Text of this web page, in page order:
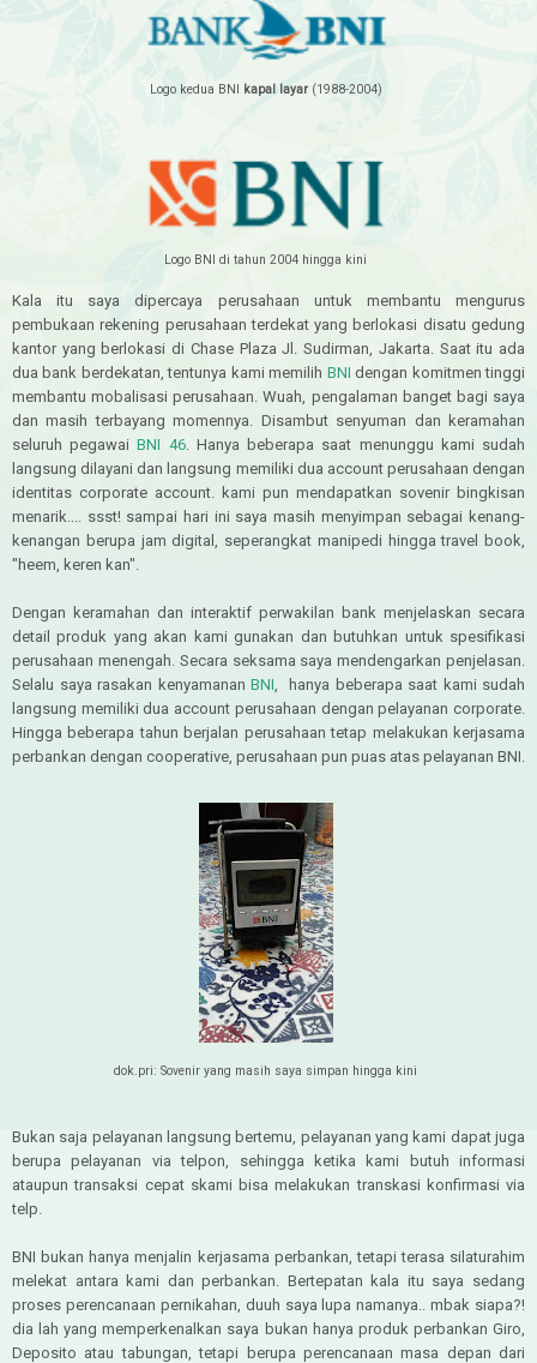
Logo kedua BNI kapal layar(1988-2004)
Logo BNI di tahun 2004 hingga kini
Kala itu saya dipercaya perusahaan untuk membantu mengurus
pembukaan rekening perusahaan terdekat yang berlokasi disatu gedung
kantor yang berlokasi di Chase Plaza Jl. Sudirman, Jakarta. Saat itu ada
dua bank berdekatan, tentunya kami memilih BNI dengan komitmen tinggi
membantu mobalisasi perusahaan. Wuah, pengalaman banget bagi saya
dan masih terbayang momennya. Disambut senyuman dan keramahan
seluruh pegawaiBNI 46. Hanya beberapa saat menunggu kami sudah
langsung dilayani dan langsung memiliki dua account perusahaan dengan
identitas corporate account. kami pun mendapatkan sovenir bingkisan
menarik.... ssst! sampai hari ini saya masih menyimpan sebagai kenang-
kenangan berupa jam digital, seperangkat manipedi hingga travel book,
"heem, keren kan".
Dengan keramahan dan interaktif perwakilan bank menjelaskan secara
detail produk yang akan kami gunakan dan butuhkan untuk spesifikasi
perusahaan menengah. Secara seksama saya mendengarkan penjelasan.
Selalu saya rasakan kenyamanan BNI, hanya beberapa saat kami sudah
langsung memiliki dua account perusahaan dengan pelayanan corporate.
Hingga beberapa tahun berjalan perusahaan tetap melakukan kerjasama
perbankan dengan cooperative, perusahaan pun puas atas pelayanan BNI.
dok.pri: Sovenir yang masih saya simpan hingga kini
Bukan saja pelayanan langsung bertemu, pelayanan yang kami dapat juga
berupa pelayanan via telpon, sehingga ketika kami butuh informasi
ataupun transaksi cepat skami bisa melakukan transkasi konfirmasi via
telp.
BNI bukan hanya menjalin kerjasama perbankan, tetapi terasa silaturahim
melekat antara kami dan perbankan. Bertepatan kala itu saya sedang
proses perencanaan pernikahan, duuh saya lupa namanya.. mbak siapa?!
dia lah yang memperkenalkan saya bukan hanya produk perbankan Giro,
Deposito atau tabungan, tetapi berupa perencanaan masa depan dari